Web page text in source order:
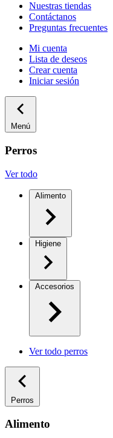
Nuestras tiendas
Contáctanos
Preguntas frecuentes
Mi cuenta
Lista de deseos
Crear cuenta
Iniciar sesión
Menú
Perros
Ver todo
Alimento
Higiene
Accesorios
Ver todo perros
Perros
Alimento